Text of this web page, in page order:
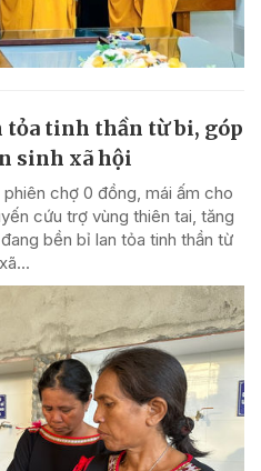
tỏa tinh thần từ bi, góp
sinh xã hội
chợ 0 đồng, mái ấm cho
cứu trợ vùng thiên tai, tăng
bền bỉ lan tỏa tinh thần từ